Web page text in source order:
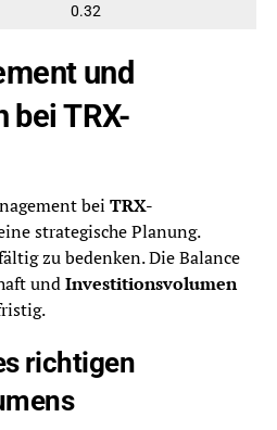
0.32
und
bei TRX-
bei TRX-
strategische Planung.
zu bedenken. Die Balance
undInvestitionsvolumen
richtigen